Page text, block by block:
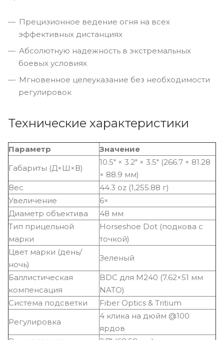
Прецизионное ведение огня на всех
эффективных дистанциях
Абсолютную надежность в экстремальных
боевых условиях
Мгновенное целеуказание без необходимости
регулировок
Технические характеристики
Параметр
Значение
Габариты (Д×Ш×В)
10.5" × 3.2" × 3.5" (266.7 × 81.28
× 88.9 мм)
Вес
44.3 oz (1,255.88 г)
Увеличение
6×
Диаметр объектива
48 мм
Тип прицельной
марки
Horseshoe Dot (подкова с
точкой)
Цвет марки (день/
ночь)
Зеленый
Баллистическая
компенсация
BDC для M240 (7.62×51 мм
NATO)
Система подсветки
Fiber Optics & Tritium
Регулировка
4 клика на дюйм @100
ярдов